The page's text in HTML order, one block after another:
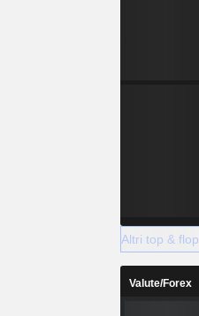
Altri top & flop
Valute/Forex